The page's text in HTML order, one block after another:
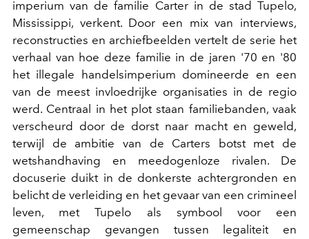
imperium van de familie Carter in de stad Tupelo,
Mississippi, verkent. Door een mix van interviews,
reconstructies en archiefbeelden vertelt de serie het
verhaal van hoe deze familie in de jaren '70 en '80
het illegale handelsimperium domineerde en een
van de meest invloedrijke organisaties in de regio
werd. Centraal in het plot staan familiebanden, vaak
verscheurd door de dorst naar macht en geweld,
terwijl de ambitie van de Carters botst met de
wetshandhaving en meedogenloze rivalen. De
docuserie duikt in de donkerste achtergronden en
belicht de verleiding en het gevaar van een crimineel
leven, met Tupelo als symbool voor een
gemeenschap gevangen tussen legaliteit en